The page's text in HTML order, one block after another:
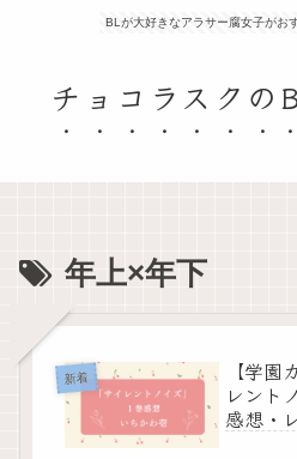
BLが大好きなアラサー腐女子がお
チョコラスクの
年上×年下
新着
【学
レン
感想・